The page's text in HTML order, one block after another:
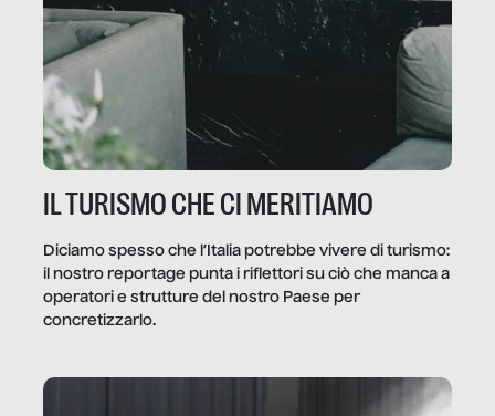
IL TURISMO CHE CI MERITIAMO
Diciamo spesso che l’Italia potrebbe vivere di turismo:
il nostro reportage punta i riflettori su ciò che manca a
operatori e strutture del nostro Paese per
concretizzarlo.